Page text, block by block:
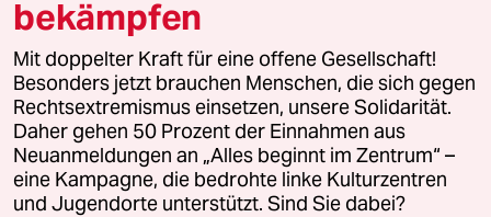
Unterstützen
abo
genossenschaft
bekämpfen
Mit doppelter Kraft für eine offene Gesellschaft!
Besonders jetzt brauchen Menschen, die sich gegen
Rechtsextremismus einsetzen, unsere Solidarität.
Daher gehen 50 Prozent der Einnahmen aus
Neuanmeldungen an „Alles beginnt im Zentrum“ –
eine Kampagne, die bedrohte linke Kulturzentren
und Jugendorte unterstützt. Sind Sie dabei?